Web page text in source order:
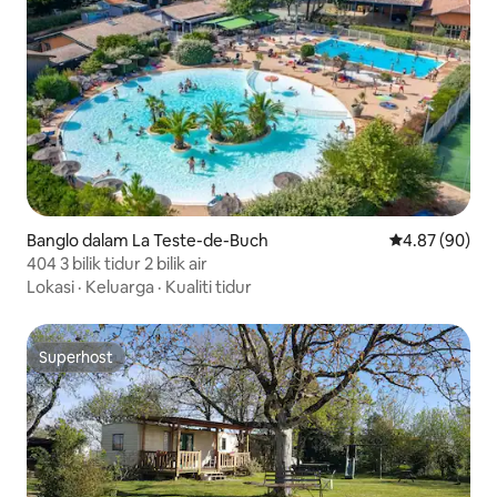
Banglo dalam La Teste-de-Buch Penarafan
4.87 (90)
404 3 bilik tidur 2 bilik air
Lokasi · Keluarga · Kualiti tidur
Superhost
Superhost